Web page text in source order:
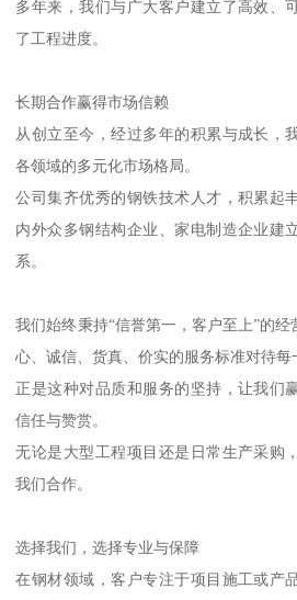
多年来，我们与广大客户建立了高效、
了工程进度。
长期合作赢得市场信赖
从创立至今，经过多年的积累与成长，
各领域的多元化市场格局。
公司集齐优秀的钢铁技术人才，积累起
内外众多钢结构企业、家电制造企业建
系。
我们始终秉持“信誉第一，客户至上”的
心、诚信、货真、价实的服务标准对待每
正是这种对品质和服务的坚持，让我们
信任与赞赏。
无论是大型工程项目还是日常生产采购
我们合作。
选择我们，选择专业与保障
在钢材领域，客户专注于项目施工或产